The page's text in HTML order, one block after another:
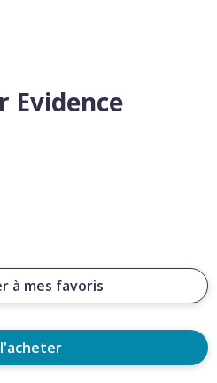
Evidence
à mes favoris